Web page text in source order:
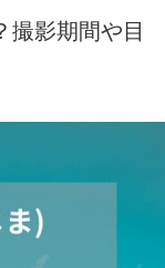
撮影期間や目